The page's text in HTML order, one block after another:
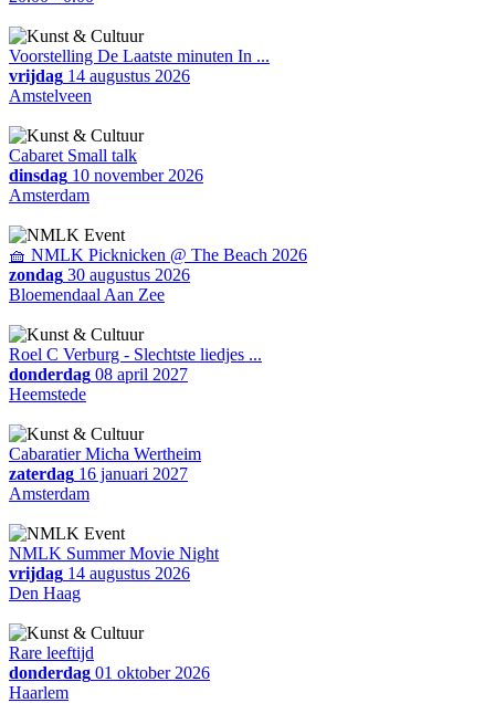
Voorstelling De Laatste minuten In ...
vrijdag 14 augustus 2026
Amstelveen
Cabaret Small talk
dinsdag 10 november 2026
Amsterdam
🧺 NMLK Picknicken @ The Beach 2026
zondag 30 augustus 2026
Bloemendaal Aan Zee
Roel C Verburg - Slechtste liedjes ...
donderdag 08 april 2027
Heemstede
Cabaratier Micha Wertheim
zaterdag 16 januari 2027
Amsterdam
NMLK Summer Movie Night
vrijdag 14 augustus 2026
Den Haag
Rare leeftijd
donderdag 01 oktober 2026
Haarlem